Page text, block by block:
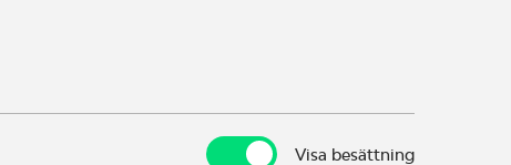
Visa besättningVisa besättning